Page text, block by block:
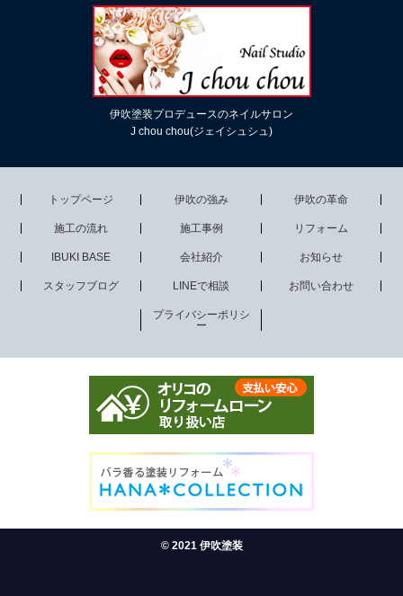
伊吹塗装プロデュースのネイルサロン
J chou chou(ジェイシュシュ)
トップページ 伊吹の強み 伊吹の革命
施工の流れ 施工事例 リフォーム
IBUKI BASE 会社紹介 お知らせ
スタッフブログ LINEで相談 お問い合わせ
プライバシーポリシ
ー
© 2021 伊吹塗装